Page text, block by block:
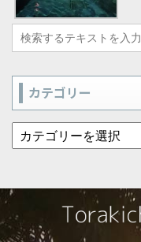
カテゴリー